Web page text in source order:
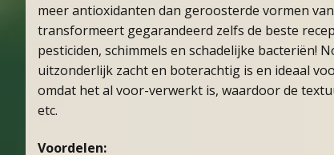
meer antioxidanten dan geroosterde vormen
transformeert gegarandeerd zelfs de beste
pesticiden, schimmels en schadelijke bacteriën!
uitzonderlijk zacht en boterachtig is en ideaal
omdat het al voor-verwerkt is, waardoor de
etc.
Voordelen: